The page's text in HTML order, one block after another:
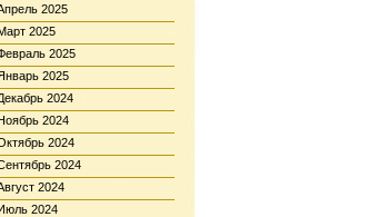
2025
2025
2025
2025
2024
2024
2024
2024
2024
2024